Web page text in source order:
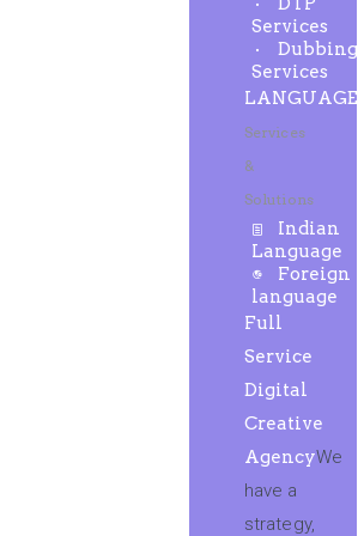
Services
Dubbing
Services
LANGUAGE
Services
&
Solutions
Indian
Language
Foreign
language
Full
Service
Digital
Creative
AgencyWe
have a
strategy,